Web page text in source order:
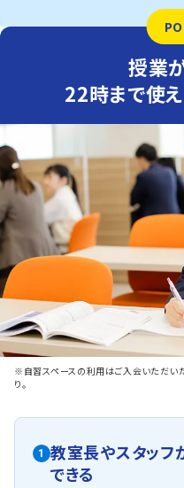
授業
22時まで使
※自習スペースの利用はご入会いただい
り。
1
教室長やスタッフ
できる